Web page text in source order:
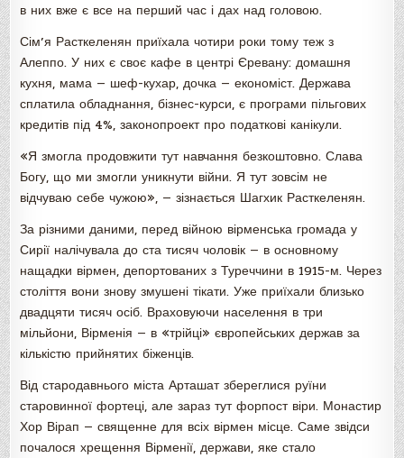
в них вже є все на перший час і дах над головою.
Сім’я Расткеленян приїхала чотири роки тому теж з
Алеппо. У них є своє кафе в центрі Єревану: домашня
кухня, мама — шеф-кухар, дочка — економіст. Держава
сплатила обладнання, бізнес-курси, є програми пільгових
кредитів під 4%, законопроект про податкові канікули.
«Я змогла продовжити тут навчання безкоштовно. Слава
Богу, що ми змогли уникнути війни. Я тут зовсім не
відчуваю себе чужою», — зізнається Шагхик Расткеленян.
За різними даними, перед війною вірменська громада у
Сирії налічувала до ста тисяч чоловік — в основному
нащадки вірмен, депортованих з Туреччини в 1915-м. Через
століття вони знову змушені тікати. Уже приїхали близько
двадцяти тисяч осіб. Враховуючи населення в три
мільйони, Вірменія — в «трійці» європейських держав за
кількістю прийнятих біженців.
Від стародавнього міста Арташат збереглися руїни
старовинної фортеці, але зараз тут форпост віри. Монастир
Хор Вірап — священне для всіх вірмен місце. Саме звідси
почалося хрещення Вірменії, держави, яке стало